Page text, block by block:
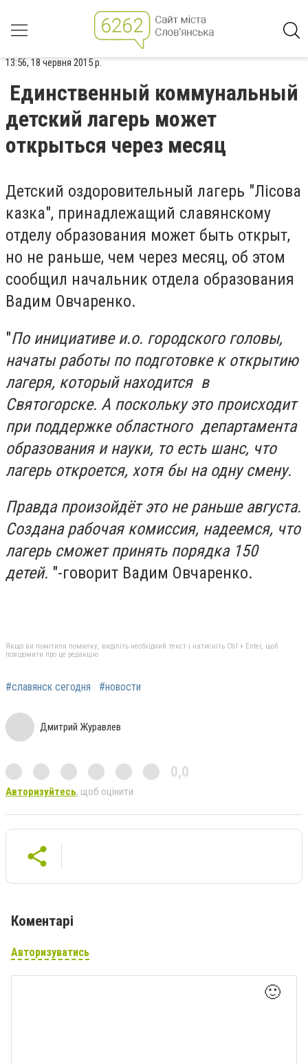
13:56, 18 червня 2015 р.
Единственный коммунальный
детский лагерь может
открыться через месяц
Детский оздоровительный лагерь "Лісова
казка", принадлежащий славянскому
отделу образования может быть открыт,
но не раньше, чем через месяц, об этом
сообщил начальник отдела образования
Вадим Овчаренко.
"По инициативе и.о. городского головы,
начаты работы по подготовке к открытию
лагеря, который находится в
Святогорске. А поскольку это происходит
при поддержке областного департамента
образования и науки, то есть шанс, что
лагерь откроется, хотя бы на одну смену.
Правда произойдёт это не раньше августа.
Создана рабочая комиссия, надеемся, что
лагерь сможет принять порядка 150
детей. "-говорит Вадим Овчаренко.
Якщо ви помітили помилку, виділіть необхідний текст і натисніть Ctrl + Enter, щоб
повідомити про це редакцію
#славянск сегодня #новости
Дмитрий Журавлев
0,0
Авторизуйтесь, щоб оцінити
Коментарі
Авторизуватись
🙂